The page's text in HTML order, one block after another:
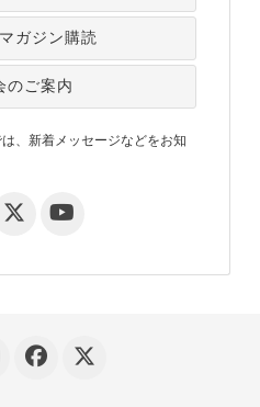
ガジン購読
のご案内
、新着メッセージなどをお知